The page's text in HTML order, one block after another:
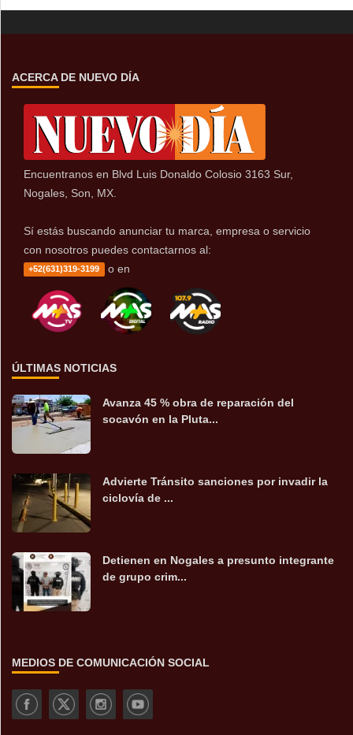
ACERCA DE NUEVO DÍA
Encuentranos en Blvd Luis Donaldo Colosio 3163 Sur,
Nogales, Son, MX.
Sí estás buscando anunciar tu marca, empresa o servicio
con nosotros puedes contactarnos al:
+52(631)319-3199 o en
ÚLTIMAS NOTICIAS
Avanza 45 % obra de reparación del
socavón en la Pluta...
Advierte Tránsito sanciones por invadir la
ciclovía de ...
Detienen en Nogales a presunto integrante
de grupo crim...
MEDIOS DE COMUNICACIÓN SOCIAL